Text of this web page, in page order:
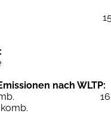
nach WLTP: